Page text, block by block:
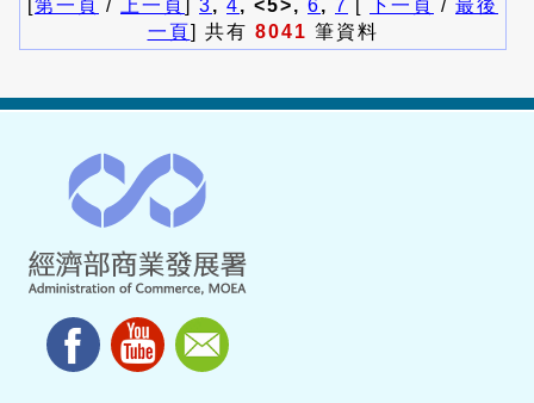
[第一頁 / 上一頁] 3, 4, <5>, 6, 7 [ 下一頁 / 最後
一頁] 共有 8041 筆資料